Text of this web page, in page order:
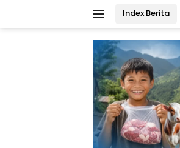
Index Berita